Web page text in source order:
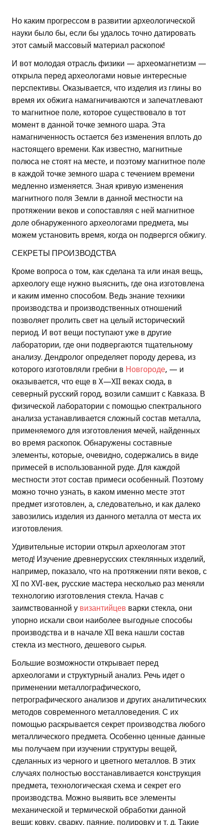
Но каким прогрессом в развитии археологической
науки было бы, если бы удалось точно датировать
этот самый массовый материал раскопок!
И вот молодая отрасль физики — археомагнетизм —
открыла перед археологами новые интересные
перспективы. Оказывается, что изделия из глины во
время их обжига намагничиваются и запечатлевают
то магнитное поле, которое существовало в тот
момент в данной точке земного шара. Эта
намагниченность остается без изменения вплоть до
настоящего времени. Как известно, магнитные
полюса не стоят на месте, и поэтому магнитное поле
в каждой точке земного шара с течением времени
медленно изменяется. Зная кривую изменения
магнитного поля Земли в данной местности на
протяжении веков и сопоставляя с ней магнитное
доле обнаруженного археологами предмета, мы
можем установить время, когда он подвергся обжигу.
СЕКРЕТЫ ПРОИЗВОДСТВА
Кроме вопроса о том, как сделана та или иная вещь,
археологу еще нужно выяснить, где она изготовлена
и каким именно способом. Ведь знание техники
производства и производственных отношений
позволяет пролить свет на целый исторический
период. И вот вещи поступают уже в другие
лаборатории, где они подвергаются тщательному
анализу. Дендролог определяет породу дерева, из
которого изготовляли гребни в Новгороде, — и
оказывается, что еще в X—XII веках сюда, в
северный русский город, возили самшит с Кавказа. В
физической лаборатории с помощью спектрального
анализа устанавливается сложный состав металла,
применяемого для изготовления мечей, найденных
во время раскопок. Обнаружены составные
элементы, которые, очевидно, содержались в виде
примесей в использованной руде. Для каждой
местности этот состав примеси особенный. Поэтому
можно точно узнать, в каком именно месте этот
предмет изготовлен, а, следовательно, и как далеко
завозились изделия из данного металла от места их
изготовления.
Удивительные истории открыл археологам этот
метод! Изучение древнерусских стеклянных изделий,
например, показало, что на протяжении пяти веков, с
XI по XVI-век, русские мастера несколько раз меняли
технологию изготовления стекла. Начав с
заимствованной у византийцев варки стекла, они
упорно искали свои наиболее выгодные способы
производства и в начале XII века нашли состав
стекла из местного, дешевого сырья.
Большие возможности открывает перед
археологами и структурный анализ. Речь идет о
применении металлографического,
петрографического анализов и других аналитических
методов современного металловедения. С их
помощью раскрывается секрет производства любого
металлического предмета. Особенно ценные данные
мы получаем при изучении структуры вещей,
сделанных из черного и цветного металлов. В этих
случаях полностью восстанавливается конструкция
предмета, технологическая схема и секрет его
производства. Можно выявить все элементы
механической и термической обработки данной
вещи: ковку, сварку, паяние, полировку и т. д. Такие